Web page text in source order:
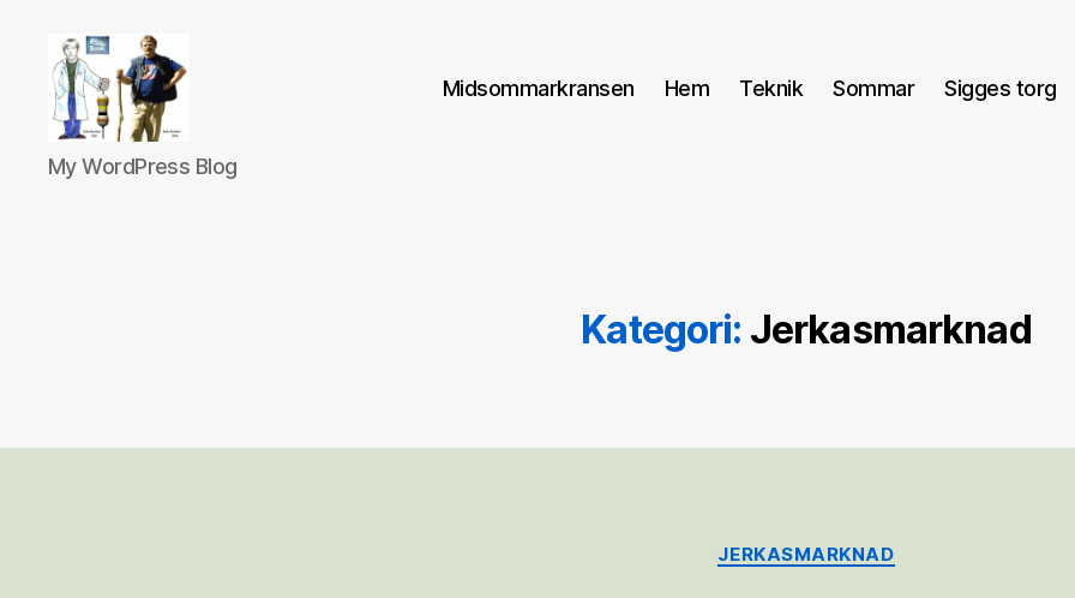
My
blog
My WordPress Blog
Midsommarkransen Hem Teknik Sommar Sigges torg
Kategori: Jerkasmarknad
Kategorier
JERKASMARKNAD